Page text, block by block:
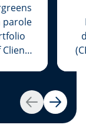
Retour
parole
Client
mois
des